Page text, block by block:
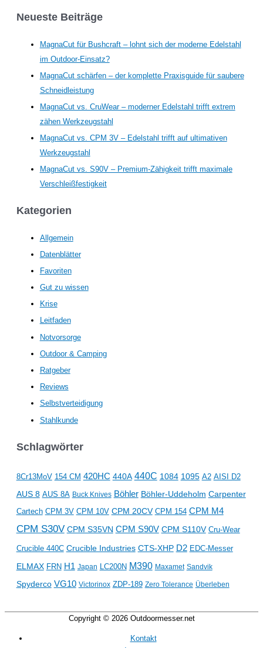
Neueste Beiträge
MagnaCut für Bushcraft – lohnt sich der moderne Edelstahl
im Outdoor-Einsatz?
MagnaCut schärfen – der komplette Praxisguide für saubere
Schneidleistung
MagnaCut vs. CruWear – moderner Edelstahl trifft extrem
zähen Werkzeugstahl
MagnaCut vs. CPM 3V – Edelstahl trifft auf ultimativen
Werkzeugstahl
MagnaCut vs. S90V – Premium-Zähigkeit trifft maximale
Verschleißfestigkeit
Kategorien
Allgemein
Datenblätter
Favoriten
Gut zu wissen
Krise
Leitfaden
Notvorsorge
Outdoor & Camping
Ratgeber
Reviews
Selbstverteidigung
Stahlkunde
Schlagwörter
8Cr13MoV 154 CM 420HC 440A 440C 1084 1095 A2 AISI D2
AUS 8 AUS 8A Buck Knives Böhler Böhler-Uddeholm Carpenter
Cartech CPM 3V CPM 10V CPM 20CV CPM 154 CPM M4
CPM S30V CPM S35VN CPM S90V CPM S110V Cru-Wear
Crucible 440C Crucible Industries CTS-XHP D2 EDC-Messer
ELMAX FRN H1 Japan LC200N M390 Maxamet Sandvik
Spyderco VG10 Victorinox ZDP-189 Zero Tolerance Überleben
Copyright © 2026 Outdoormesser.net
Kontakt